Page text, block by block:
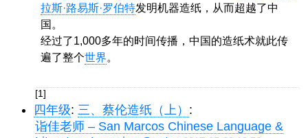
拉斯·路易斯·罗伯特发明机器造纸，从而超越了中
国。
经过了1,000多年的时间传播，中国的造纸术就此传
遍了整个世界。
[1]
四年级: 三、蔡伦造纸（上） :
诣佳老师 – San Marcos Chinese Language &